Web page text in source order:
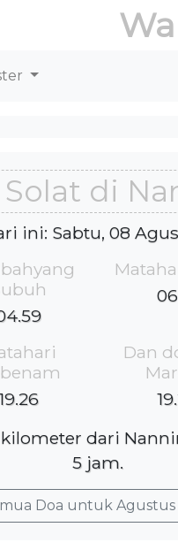
di
ini: Sabtu, 08
Dan
dari
5 jam.
Doa untuk Agustus